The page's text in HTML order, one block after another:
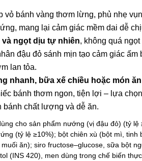
vỏ bánh vàng thơm lừng, phủ nhẹ
mang lại cảm giác mềm dai dễ
và ngọt dịu tự nhiên, không quá
đậu đỏ sánh mịn tạo cảm giác ấm
lan tỏa.
nhanh, bữa xế chiều hoặc món
bánh thơm ngon, tiện lợi – lựa
bánh chất lượng và dễ ăn.
cho sản phẩm nướng (vị đậu đỏ) (tỷ
(tỷ lệ ≥10%); bột chiên xù (bột mì, tinh
ăn); siro fructose–glucose, sữa bột
(INS 420), men dùng trong chế biến